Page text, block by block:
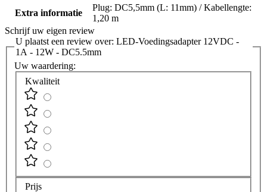
Extra informatie
Plug: DC5,5mm (L: 11mm) / Kabellengte:
1,20 m
Schrijf uw eigen review
U plaatst een review over: LED-Voedingsadapter 12VDC -
1A - 12W - DC5.5mm
Uw waardering:
Kwaliteit
Prijs